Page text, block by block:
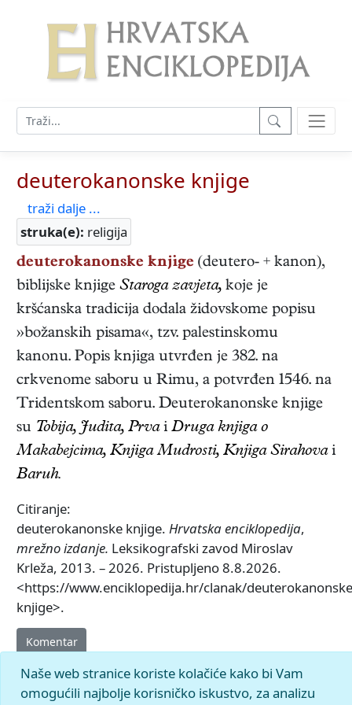
deuterokanonske knjige
traži dalje ...
struka(e): religija
deuterokanonske knjige (deutero- + kanon),
biblijske knjige Staroga zavjeta, koje je
kršćanska tradicija dodala židovskome popisu
»božanskih pisama«, tzv. palestinskomu
kanonu. Popis knjiga utvrđen je 382. na
crkvenome saboru u Rimu, a potvrđen 1546. na
Tridentskom saboru. Deuterokanonske knjige
su Tobija, Judita, Prvai Druga knjiga o
Makabejcima, Knjiga Mudrosti, Knjiga Sirahovai
Baruh.
Citiranje:
deuterokanonske knjige. Hrvatska enciklopedija,
mrežno izdanje. Leksikografski zavod Miroslav
Krleža, 2013. – 2026. Pristupljeno 8.8.2026.
<https://www.enciklopedija.hr/clanak/
knjige>.
Komentar
Naše web stranice koriste kolačiće kako bi Vam
omogućili najbolje korisničko iskustvo, za analizu